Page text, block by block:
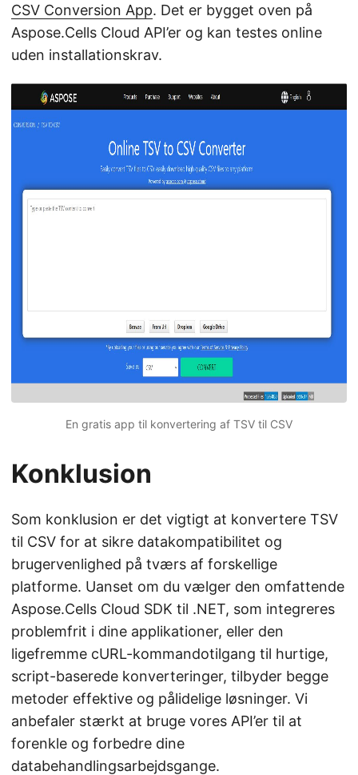
CSV Conversion App. Det er bygget oven på
Aspose.Cells Cloud API’er og kan testes online
uden installationskrav.
En gratis app til konvertering af TSV til CSV
Konklusion
Som konklusion er det vigtigt at konvertere TSV
til CSV for at sikre datakompatibilitet og
brugervenlighed på tværs af forskellige
platforme. Uanset om du vælger den omfattende
Aspose.Cells Cloud SDK til .NET, som integreres
problemfrit i dine applikationer, eller den
ligefremme cURL-kommandotilgang til hurtige,
script-baserede konverteringer, tilbyder begge
metoder effektive og pålidelige løsninger. Vi
anbefaler stærkt at bruge vores API’er til at
forenkle og forbedre dine
databehandlingsarbejdsgange.